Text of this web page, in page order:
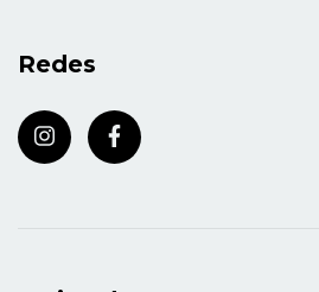
Redes